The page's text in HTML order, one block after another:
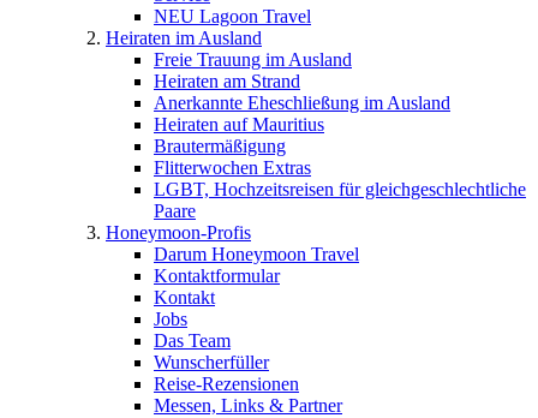
NEU Lagoon Travel
Heiraten im Ausland
Freie Trauung im Ausland
Heiraten am Strand
Anerkannte Eheschließung im Ausland
Heiraten auf Mauritius
Brautermäßigung
Flitterwochen Extras
LGBT, Hochzeitsreisen für gleichgeschlechtliche
Paare
Honeymoon-Profis
Darum Honeymoon Travel
Kontaktformular
Kontakt
Jobs
Das Team
Wunscherfüller
Reise-Rezensionen
Messen, Links & Partner